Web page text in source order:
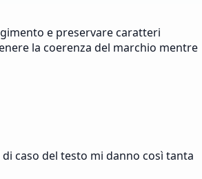
e preservare caratteri
la coerenza del marchio mentre
caso del testo mi danno così tanta